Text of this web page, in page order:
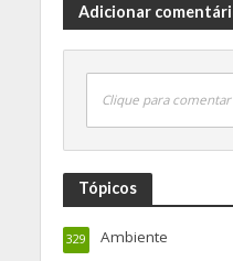
Adicionar
Clique para comentar
Tópicos
Ambiente
329